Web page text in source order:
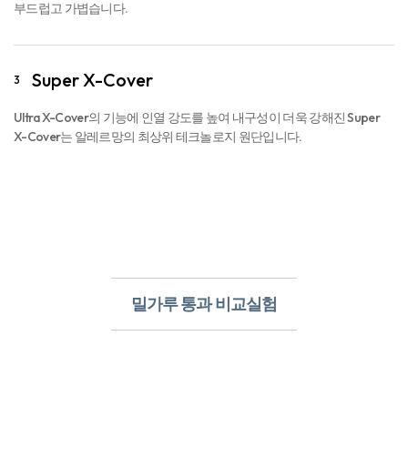
부드럽고 가볍습니다.
3 Super X-Cover
Ultra X-Cover의 기능에 인열 강도를 높여 내구성이 더욱 강해진 Super
X-Cover는 알레르망의 최상위 테크놀로지 원단입니다.
밀가루 통과 비교실험​